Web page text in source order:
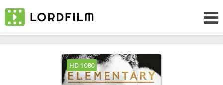
HD 1080